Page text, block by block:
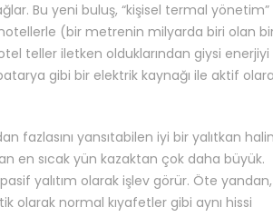
Bu yeni buluş, “kişisel termal yönetim”
(bir metrenin milyarda biri olan
teller iletken olduklarından giysi enerjiyi
gibi bir elektrik kaynağı ile aktif
fazlasını yansıtabilen iyi bir yalıtkan
en sıcak yün kazaktan çok daha büyük.
yalıtım olarak işlev görür. Öte
olarak normal kıyafetler gibi aynı hissi